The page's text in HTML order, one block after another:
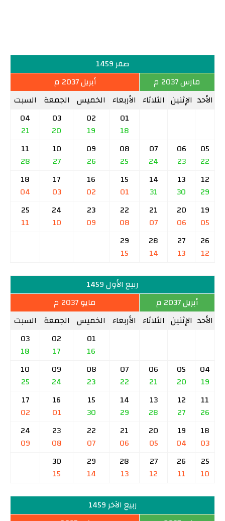
صفر 1459
مارس 2037 م
أبريل 2037 م
الأحد الإثنين الثلاثاء الأربعاء الخميس الجمعة السبت
01
18
02
19
03
20
04
21
05
22
06
23
07
24
08
25
09
26
10
27
11
28
12
29
13
30
14
31
15
01
16
02
17
03
18
04
19
05
20
06
21
07
22
08
23
09
24
10
25
11
26
12
27
13
28
14
29
15
ربيع الأول 1459
أبريل 2037 م
مايو 2037 م
الأحد الإثنين الثلاثاء الأربعاء الخميس الجمعة السبت
01
16
02
17
03
18
04
19
05
20
06
21
07
22
08
23
09
24
10
25
11
26
12
27
13
28
14
29
15
30
16
01
17
02
18
03
19
04
20
05
21
06
22
07
23
08
24
09
25
10
26
11
27
12
28
13
29
14
30
15
ربيع الآخر 1459